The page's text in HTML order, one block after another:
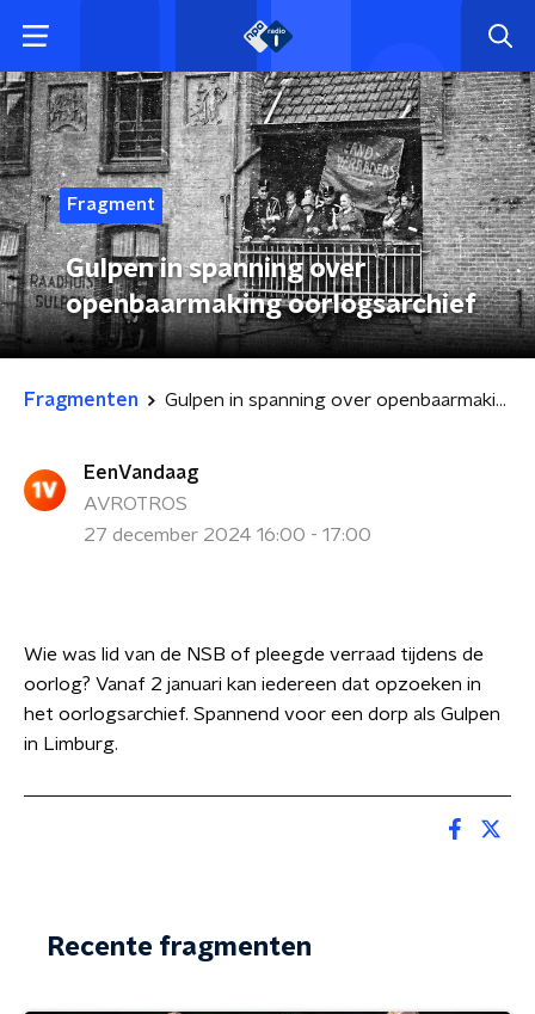
Fragment
Gulpen in spanning over
openbaarmaking oorlogsarchief
Fragmenten Gulpen in spanning over openbaarmaking oorlogsarchief
EenVandaag
AVROTROS
27 december 2024 16:00 - 17:00
Wie was lid van de NSB of pleegde verraad tijdens de
oorlog? Vanaf 2 januari kan iedereen dat opzoeken in
het oorlogsarchief. Spannend voor een dorp als Gulpen
in Limburg.
Recente fragmenten